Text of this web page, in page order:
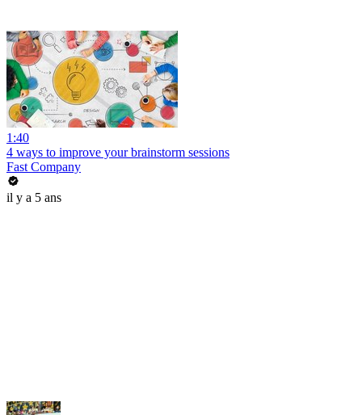
1:40
4 ways to improve your brainstorm sessions
Fast Company
il y a 5 ans